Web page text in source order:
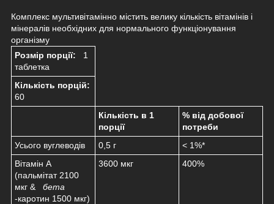
Комплекс мультивітамінно містить велику кількість вітамінів і
мінералів необхідних для нормального функціонування
організму
Розмір порції:
1
таблетка
Кількість порцій:
60
Кількість в 1
порції
% від добової
потреби
Усього вуглеводів
0,5 г
< 1%*
Вітамін А
(пальмітат 2100
мкг &
бета
-каротин 1500 мкг)
3600 мкг 400%